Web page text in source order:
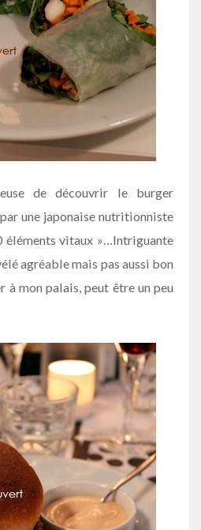
de découvrir le burger
une japonaise nutritionniste
éléments vitaux »…Intriguante
agréable mais pas aussi bon
à mon palais, peut être un peu